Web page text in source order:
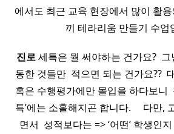
에서도 최근 교육 현장에서 많이 활
끼 테라리움 만들기 수
진로세특은 뭘 써야하는 건가요? ​ 그
동한 것들만 ​ 적으면 되는 건가요??
혹은 수행평가에만 몰입을 하다보니
특’에는 소홀해지곤 합니다. ​ ​ ​ ​ 다만,
면서 ​ 성적보다는 => ‘어떤’ 학생인